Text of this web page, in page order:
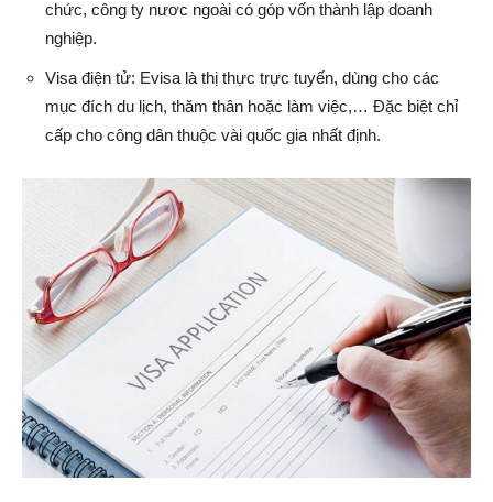
chức, công ty nươc ngoài có góp vốn thành lập doanh
nghiệp.
Visa điện tử: Evisa là thị thực trực tuyến, dùng cho các
mục đích du lịch, thăm thân hoặc làm việc,… Đặc biệt chỉ
cấp cho công dân thuộc vài quốc gia nhất định.